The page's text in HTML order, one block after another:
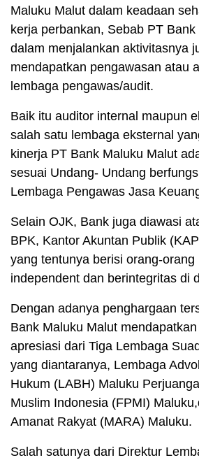
Maluku Malut dalam keadaan
kerja perbankan, Sebab PT
dalam menjalankan aktivitasnya
mendapatkan pengawasan atau
lembaga pengawas/audit.
Baik itu auditor internal maupun
salah satu lembaga eksternal
kinerja PT Bank Maluku Malut
sesuai Undang- Undang
Lembaga Pengawas Jasa
Selain OJK, Bank juga diawasi
BPK, Kantor Akuntan Publik
yang tentunya berisi orang-orang
independent dan berintegritas di
Dengan adanya penghargaan
Bank Maluku Malut
apresiasi dari Tiga Lembaga
yang diantaranya, Lembaga
Hukum (LABH) Maluku
Muslim Indonesia (FPMI)
Amanat Rakyat (MARA) Maluku.
Salah satunya dari Direktur